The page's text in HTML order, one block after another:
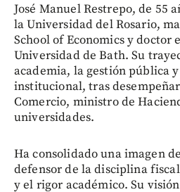
José Manuel Restrepo, de 55
la Universidad del Rosario,
School of Economics y doctor
Universidad de Bath. Su
academia, la gestión pública
institucional, tras
Comercio, ministro de
universidades.
Ha consolidado una imagen
defensor de la disciplina
y el rigor académico. Su